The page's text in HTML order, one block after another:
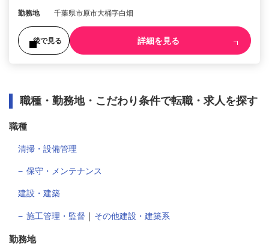
勤務地 千葉県市原市大桶字白畑
後で見る 詳細を見る
職種・勤務地・こだわり条件で転職・求人を探す
職種
清掃・設備管理
保守・メンテナンス
建設・建築
施工管理・監督 ｜ その他建設・建築系
勤務地